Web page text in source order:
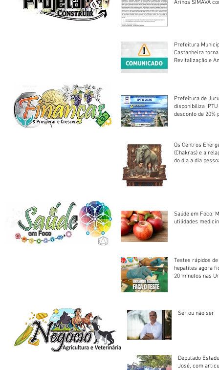
Arinos SIMAVA convoca à
Prefeitura
Castanheira
Revitalização e
Prefeitura de
disponibiliza
desconto de 20%
Os Centros
(Chakras) e a
do dia a dia
Saúde em Foco:
utilidades
Testes rápidos
hepatites agora
20 minutos nas
Ser ou não ser
Deputado
José, com